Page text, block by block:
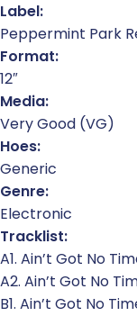
Label:
Peppermint Park
Format:
12″
Media:
Very Good (VG)
Hoes:
Generic
Genre:
Electronic
Tracklist:
A1. Ain’t Got No
A2. Ain’t Got No
B1. Ain’t Got No